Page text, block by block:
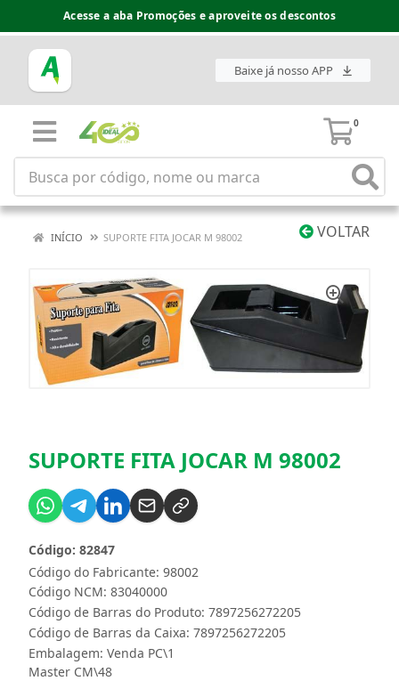
Acesse a aba Promoções e aproveite os descontos
Baixe já nosso APP
0
VOLTAR
INÍCIO SUPORTE FITA JOCAR M 98002
SUPORTE FITA JOCAR M 98002
Código do Fabricante: 98002
Código: 82847
Código NCM: 83040000
Código de Barras do Produto: 7897256272205
Código de Barras da Caixa: 7897256272205
Embalagem: Venda PC\1
Master CM\48